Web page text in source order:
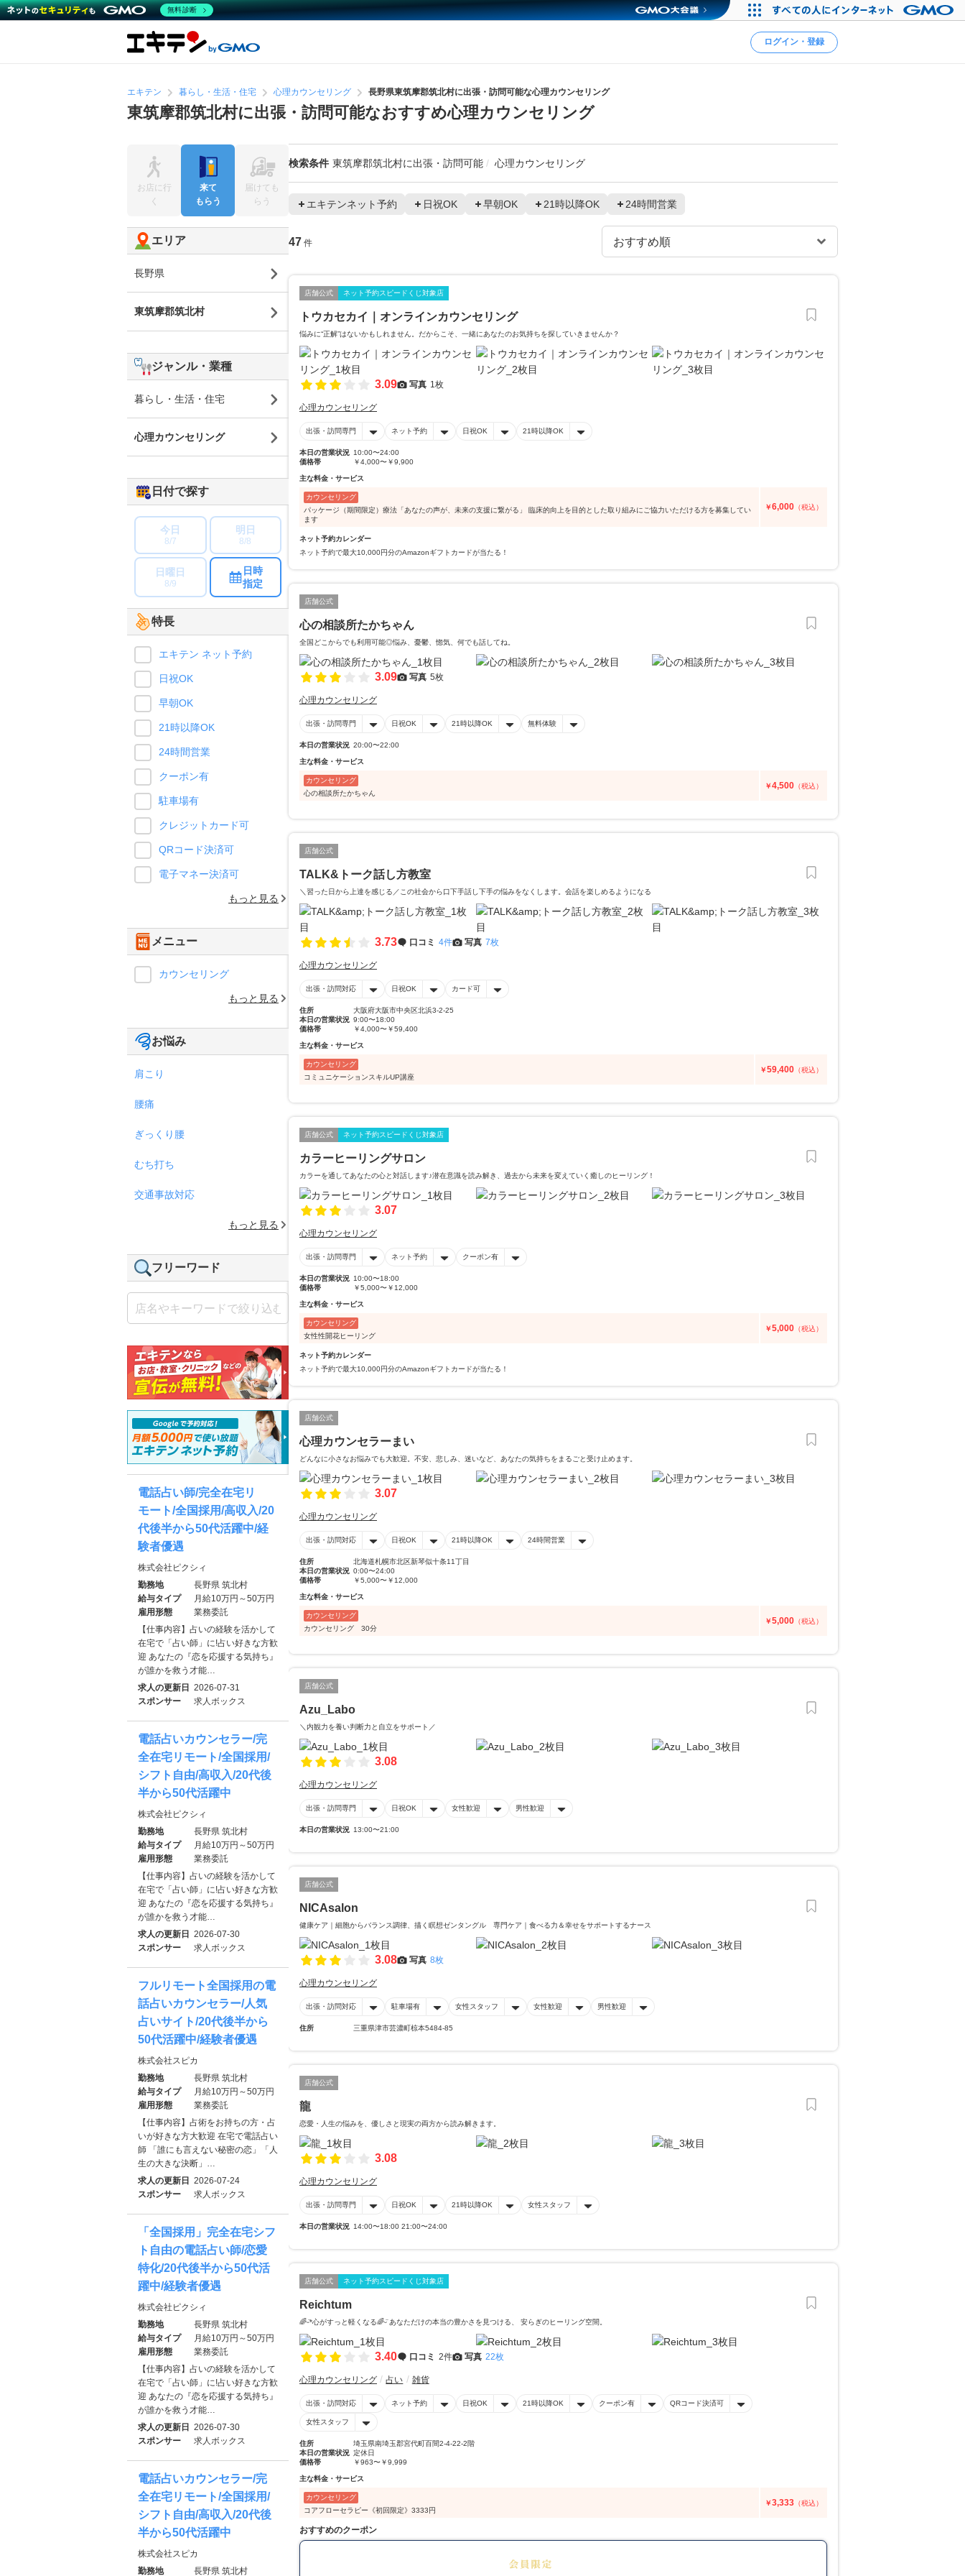
ログイン・登録
エキテン 暮らし・生活・住宅 心理カウンセリング 長野県東筑摩郡筑北村に出張・訪問可能な心理カウンセリング
東筑摩郡筑北村に出張・訪問可能なおすすめ心理カウンセリング
検索条件 東筑摩郡筑北村に出張・訪問可能 心理カウンセリング
エキテンネット予約 日祝OK 早朝OK 21時以降OK 24時間営業
47 件
店舗公式 ネット予約スピードくじ対象店
トウカセカイ｜オンラインカウンセリング
悩みに“正解”はないかもしれません。だからこそ、一緒にあなたのお気持ちを探していきませんか？
3.09 写真 1枚
心理カウンセリング
出張・訪問専門 ネット予約 日祝OK 21時以降OK
本日の営業状況 10:00〜24:00
価格帯
￥4,000〜￥9,900
主な料金・サービス
カウンセリング
パッケージ（期間限定）療法「あなたの声が、未来の支援に繋がる」 臨床的向上を目的とした取り組みにご協力いただける方を募集してい
ます
￥6,000 （税込）
ネット予約カレンダー
ネット予約で最大10,000円分のAmazonギフトカードが当たる！
店舗公式
心の相談所たかちゃん
全国どこからでも利用可能◎悩み、憂鬱、惚気、何でも話してね。
3.09 写真 5枚
心理カウンセリング
出張・訪問専門 日祝OK 21時以降OK 無料体験
本日の営業状況 20:00〜22:00
主な料金・サービス
カウンセリング
心の相談所たかちゃん
￥4,500 （税込）
店舗公式
TALK&トーク話し方教室
＼習った日から上達を感じる／この社会から口下手話し下手の悩みをなくします。会話を楽しめるようになる
3.73 口コミ 4件 写真 7枚
心理カウンセリング
出張・訪問対応 日祝OK カード可
住所
大阪府大阪市中央区北浜3-2-25
本日の営業状況 9:00〜18:00
価格帯
￥4,000〜￥59,400
主な料金・サービス
カウンセリング
コミュニケーションスキルUP講座
￥59,400 （税込）
店舗公式 ネット予約スピードくじ対象店
カラーヒーリングサロン
カラーを通してあなたの心と対話します♪潜在意識を読み解き、過去から未来を変えていく癒しのヒーリング！
3.07
心理カウンセリング
出張・訪問専門 ネット予約 クーポン有
本日の営業状況 10:00〜18:00
価格帯
￥5,000〜￥12,000
主な料金・サービス
カウンセリング
女性性開花ヒーリング
￥5,000 （税込）
ネット予約カレンダー
ネット予約で最大10,000円分のAmazonギフトカードが当たる！
店舗公式
心理カウンセラーまい
どんなに小さなお悩みでも大歓迎。不安、悲しみ、迷いなど、あなたの気持ちをまるごと受け止めます。
3.07
心理カウンセリング
出張・訪問対応 日祝OK 21時以降OK 24時間営業
住所
北海道札幌市北区新琴似十条11丁目
本日の営業状況 0:00〜24:00
価格帯
￥5,000〜￥12,000
主な料金・サービス
カウンセリング
カウンセリング 30分
￥5,000 （税込）
店舗公式
Azu_Labo
＼内観力を養い判断力と自立をサポート／
3.08
心理カウンセリング
出張・訪問専門 日祝OK 女性歓迎 男性歓迎
本日の営業状況 13:00〜21:00
店舗公式
NICAsalon
健康ケア｜細胞からバランス調律、描く瞑想ゼンタングル 専門ケア｜食べる力＆幸せをサポートするナース
3.08 写真 8枚
心理カウンセリング
出張・訪問対応 駐車場有 女性スタッフ 女性歓迎 男性歓迎
住所 三重県津市芸濃町椋本5484-85
店舗公式
龍
恋愛・人生の悩みを、優しさと現実の両方から読み解きます。
3.08
心理カウンセリング
出張・訪問専門 日祝OK 21時以降OK 女性スタッフ
本日の営業状況 14:00〜18:00 21:00〜24:00
店舗公式 ネット予約スピードくじ対象店
Reichtum
🌈ᵕ̈*心がすっと軽くなる🌈ᵕ̈ あなただけの本当の豊かさを見つける、 安らぎのヒーリング空間。
3.40 口コミ 2件 写真 22枚
心理カウンセリング 占い 雑貨
出張・訪問対応 ネット予約 日祝OK 21時以降OK クーポン有 QRコード決済可
女性スタッフ
住所
埼玉県南埼玉郡宮代町百間2-4-22-2階
本日の営業状況 定休日
価格帯
￥963〜￥9,999
主な料金・サービス
カウンセリング
コアフローセラピー《初回限定》3333円
￥3,333 （税込）
おすすめのクーポン
50
お店に行
く
来て
もらう
届けても
らう
エリア
長野県
東筑摩郡筑北村
ジャンル・業種
暮らし・生活・住宅
心理カウンセリング
日付で探す
今日
8/7
明日
8/8
日曜日
8/9
日時
指定
特長
エキテン ネット予約
日祝OK
早朝OK
21時以降OK
24時間営業
クーポン有
駐車場有
クレジットカード可
QRコード決済可
電子マネー決済可
もっと見る
メニュー
カウンセリング
もっと見る
お悩み
肩こり
腰痛
ぎっくり腰
むち打ち
交通事故対応
もっと見る
フリーワード
電話占い師/完全在宅リ
モート/全国採用/高収入/20
代後半から50代活躍中/経
験者優遇
株式会社ピクシィ
勤務地
長野県 筑北村
給与タイプ
月給10万円～50万円
雇用形態
業務委託
【仕事内容】占いの経験を活かして
在宅で「占い師」に!占い好きな方歓
迎 あなたの『恋を応援する気持ち』
が誰かを救う才能…
求人の更新日
2026-07-31
スポンサー
求人ボックス
電話占いカウンセラー/完
全在宅リモート/全国採用/
シフト自由/高収入/20代後
半から50代活躍中
株式会社ピクシィ
勤務地
長野県 筑北村
給与タイプ
月給10万円～50万円
雇用形態
業務委託
【仕事内容】占いの経験を活かして
在宅で「占い師」に!占い好きな方歓
迎 あなたの『恋を応援する気持ち』
が誰かを救う才能…
求人の更新日
2026-07-30
スポンサー
求人ボックス
フルリモート全国採用の電
話占いカウンセラー/人気
占いサイト/20代後半から
50代活躍中/経験者優遇
株式会社スピカ
勤務地
長野県 筑北村
給与タイプ
月給10万円～50万円
雇用形態
業務委託
【仕事内容】占術をお持ちの方・占
いが好きな方大歓迎 在宅で電話占い
師 「誰にも言えない秘密の恋」「人
生の大きな決断」…
求人の更新日
2026-07-24
スポンサー
求人ボックス
「全国採用」完全在宅シフ
ト自由の電話占い師/恋愛
特化/20代後半から50代活
躍中/経験者優遇
株式会社ピクシィ
勤務地
長野県 筑北村
給与タイプ
月給10万円～50万円
雇用形態
業務委託
【仕事内容】占いの経験を活かして
在宅で「占い師」に!占い好きな方歓
迎 あなたの『恋を応援する気持ち』
が誰かを救う才能…
求人の更新日
2026-07-30
スポンサー
求人ボックス
電話占いカウンセラー/完
全在宅リモート/全国採用/
シフト自由/高収入/20代後
半から50代活躍中
株式会社スピカ
勤務地
長野県 筑北村
無料診断